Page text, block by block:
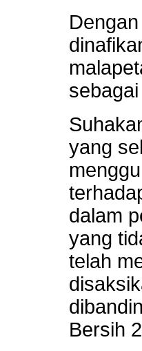
sebagai
yang
dalam
yang
telah
Bersih